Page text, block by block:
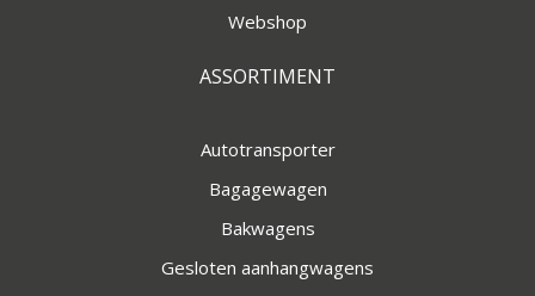
Webshop
ASSORTIMENT
Autotransporter
Bagagewagen
Bakwagens
Gesloten aanhangwagens